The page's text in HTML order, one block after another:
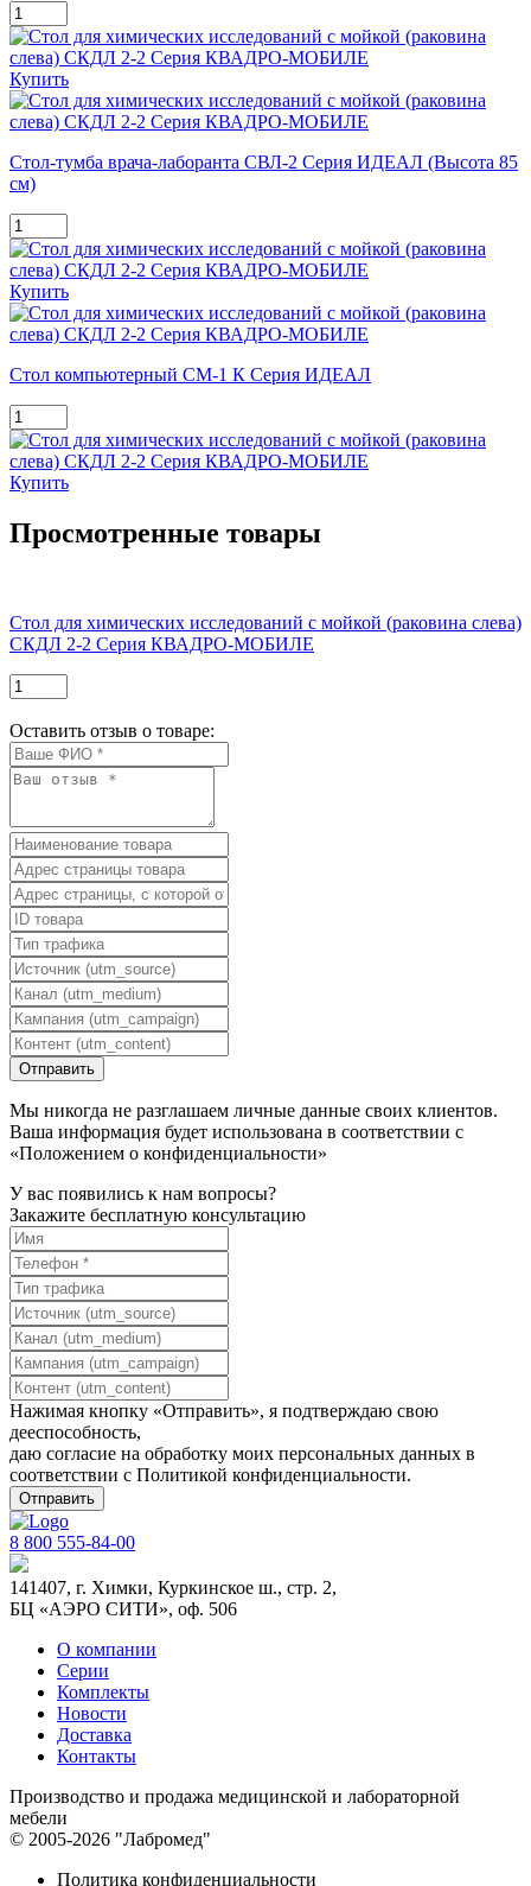
Купить
Стол-тумба врача-лаборанта СВЛ-2 Серия ИДЕАЛ (Высота 85
см)
Купить
Стол компьютерный СМ-1 К Серия ИДЕАЛ
Купить
Просмотренные товары
Стол для химических исследований с мойкой (раковина слева)
СКДЛ 2-2 Серия КВАДРО-МОБИЛЕ
Оставить отзыв о товаре:
Мы никогда не разглашаем личные данные своих клиентов.
Ваша информация будет использована в соответствии с
«Положением о конфиденциальности»
У вас появились к нам вопросы?
Закажите бесплатную консультацию
Нажимая кнопку «Отправить», я подтверждаю свою
дееспособность,
даю согласие на обработку моих персональных данных в
соответствии с Политикой конфиденциальности.
8 800 555-84-00
141407, г. Химки, Куркинское ш., стр. 2,
БЦ «АЭРО СИТИ», оф. 506
О компании
Серии
Комплекты
Новости
Доставка
Контакты
Производство и продажа медицинской и лабораторной
мебели
© 2005-2026 "Лабромед"
Политика конфиденциальности